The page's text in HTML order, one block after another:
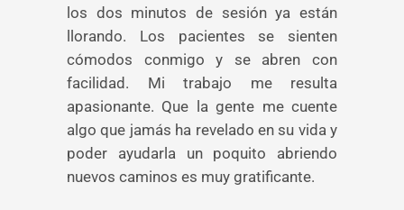
los dos minutos de sesión ya están
llorando. Los pacientes se sienten
cómodos conmigo y se abren con
facilidad. Mi trabajo me resulta
apasionante. Que la gente me cuente
algo que jamás ha revelado en su vida y
poder ayudarla un poquito abriendo
nuevos caminos es muy gratificante.